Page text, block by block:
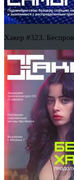
Хакер #323.